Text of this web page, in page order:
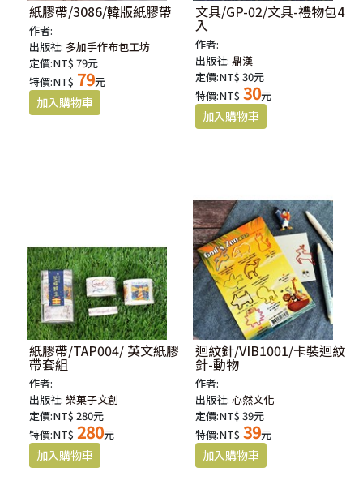
紙膠帶/3086/韓版紙膠帶
作者:
出版社: 多加手作布包工坊
定價:NT$ 79元
特價:NT$ 79元
文具/GP-02/文具-禮物包4
入
作者:
出版社:鼎漢
定價:NT$ 30元
特價:NT$ 30元
紙膠帶/TAP004/ 英文紙膠
帶套組
作者:
出版社:樂菓子文創
定價:NT$ 280元
特價:NT$ 280元
迴紋針/VIB1001/卡裝迴紋
針-動物
作者:
出版社:心然文化
定價:NT$ 39元
特價:NT$ 39元